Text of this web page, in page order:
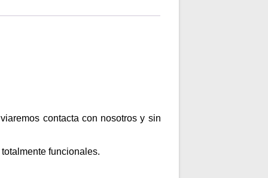
contacta con nosotros y sin
funcionales.